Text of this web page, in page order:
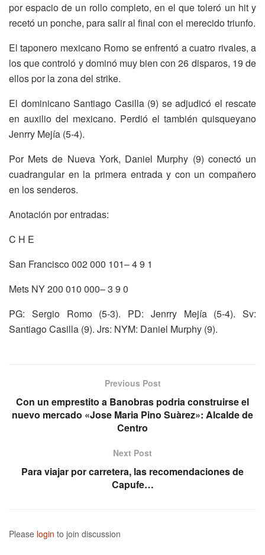
por espacio de un rollo completo, en el que toleró un hit y
recetó un ponche, para salir al final con el merecido triunfo.
El taponero mexicano Romo se enfrentó a cuatro rivales, a
los que controló y dominó muy bien con 26 disparos, 19 de
ellos por la zona del strike.
El dominicano Santiago Casilla (9) se adjudicó el rescate
en auxilio del mexicano. Perdió el también quisqueyano
Jenrry Mejía (5-4).
Por Mets de Nueva York, Daniel Murphy (9) conectó un
cuadrangular en la primera entrada y con un compañero
en los senderos.
Anotación por entradas:
C H E
San Francisco 002 000 101– 4 9 1
Mets NY 200 010 000– 3 9 0
PG: Sergio Romo (5-3). PD: Jenrry Mejía (5-4). Sv:
Santiago Casilla (9). Jrs: NYM: Daniel Murphy (9).
Previous Post
Con un emprestito a Banobras podria construirse el
nuevo mercado «Jose Maria Pino Suàrez»: Alcalde de
Centro
Next Post
Para viajar por carretera, las recomendaciones de
Capufe…
Please login to join discussion